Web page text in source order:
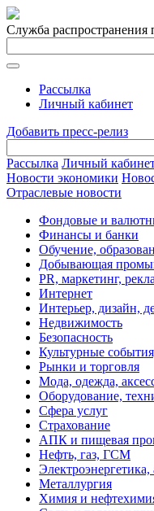
Служба распространения
Рассылка
Личный кабинет
Добавить пресс-релиз
Рассылка Личный
Новости экономики
Отраслевые новости
Фондовые и
Финансы и банки
Обучение,
Добывающая
PR, маркетинг,
Интернет
Интерьер, дизайн,
Недвижимость
Безопасность
Культурные
Рынки и торговля
Мода, одежда,
Оборудование,
Сфера услуг
Страхование
АПК и пищевая
Нефть, газ, ГСМ
Электроэнергетика,
Металлургия
Химия и